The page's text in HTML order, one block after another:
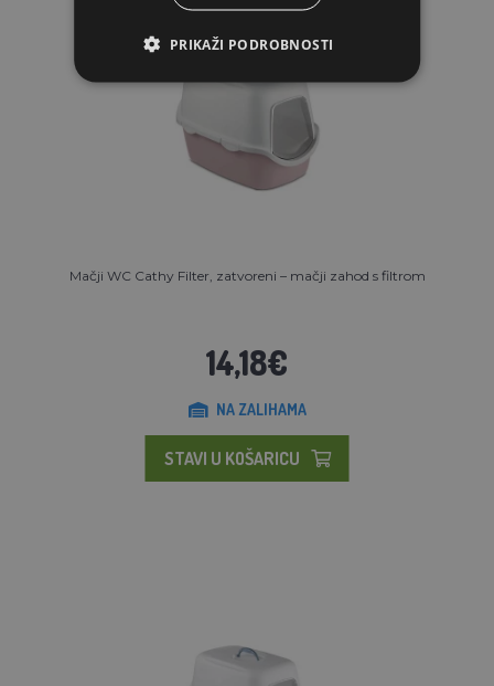
Mačji WC Cathy Filter, zatvoreni – mačji zahod s filtrom
14,18€
NA ZALIHAMA
STAVI U KOŠARICU
PRIKAŽI PODROBNOSTI